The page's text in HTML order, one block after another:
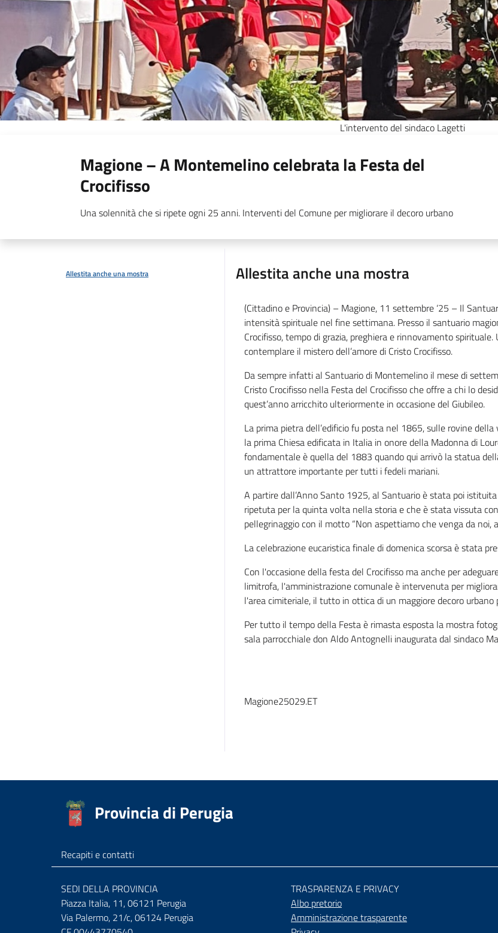
L'intervento del sindaco Lagetti
Magione – A Montemelino celebrata la Festa del
Crocifisso
Una solennità che si ripete ogni 25 anni. Interventi del Comune per migliorare il decoro urbano
Allestita anche una mostra Allestita anche una mostra
(Cittadino e Provincia) – Magione, 11 settembre ‘25 – Il
intensità spirituale nel fine settimana. Presso il santuario
Crocifisso, tempo di grazia, preghiera e rinnovamento
contemplare il mistero dell’amore di Cristo Crocifisso.
Da sempre infatti al Santuario di Montemelino il mese di
Cristo Crocifisso nella Festa del Crocifisso che offre a chi lo
quest’anno arricchito ulteriormente in occasione del Giubileo.
La prima pietra dell’edificio fu posta nel 1865, sulle rovine
la prima Chiesa edificata in Italia in onore della Madonna di
fondamentale è quella del 1883 quando qui arrivò la statua
un attrattore importante per tutti i fedeli mariani.
A partire dall’Anno Santo 1925, al Santuario è stata poi
ripetuta per la quinta volta nella storia e che è stata vissuta
pellegrinaggio con il motto “Non aspettiamo che venga da noi,
La celebrazione eucaristica finale di domenica scorsa è stata
Con l'occasione della festa del Crocifisso ma anche per
limitrofa, l'amministrazione comunale è intervenuta per
l'area cimiteriale, il tutto in ottica di un maggiore decoro
Per tutto il tempo della Festa è rimasta esposta la mostra
sala parrocchiale don Aldo Antognelli inaugurata dal sindaco
Magione25029.ET
Provincia di Perugia
Recapiti e contatti
SEDI DELLA PROVINCIA
Piazza Italia, 11, 06121 Perugia
Via Palermo, 21/c, 06124 Perugia
TRASPARENZA E PRIVACY
Albo pretorio
Amministrazione trasparente